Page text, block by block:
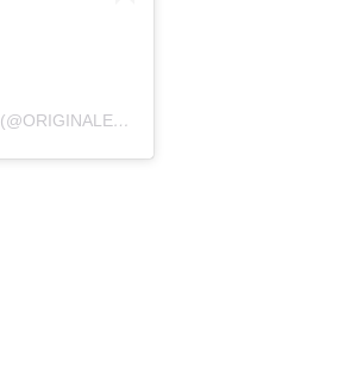
(@ORIGINALEMARCDEBOER)